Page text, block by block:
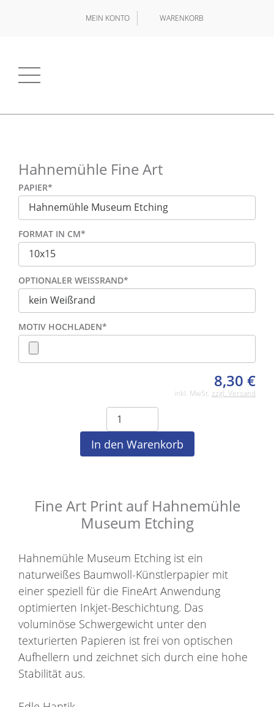
MEIN KONTO WARENKORB
Hahnemühle Fine Art
PAPIER*
FORMAT IN CM*
OPTIONALER WEISSRAND *
MOTIV HOCHLADEN*
8,30 €
inkl. MwSt. zzgl. Versand
Fine Art Print auf Hahnemühle
Museum Etching
Hahnemühle Museum Etching ist ein
naturweißes Baumwoll-Künstlerpapier mit
einer speziell für die FineArt Anwendung
optimierten Inkjet-Beschichtung. Das
voluminöse Schwergewicht unter den
texturierten Papieren ist frei von optischen
Aufhellern und zeichnet sich durch eine hohe
Stabilität aus.